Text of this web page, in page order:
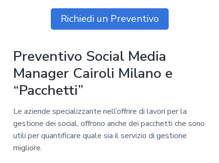
Richiedi un Preventivo
Preventivo Social Media
Manager Cairoli Milano e
“Pacchetti”
Le aziende specializzante nell’offrire di lavori per la
gestione dei social, offrono anche dei pacchetti che sono
utili per quantificare quale sia il servizio di gestione
migliore.